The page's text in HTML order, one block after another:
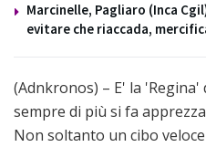
Marcinelle, Pagliaro (Inca
evitare che riaccada,
(Adnkronos) – E' la
sempre di più si fa
Non soltanto un cibo